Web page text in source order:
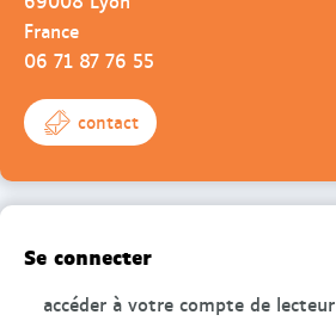
France
06 71 87 76 55
contact
Se connecter
accéder à votre compte de lecteur